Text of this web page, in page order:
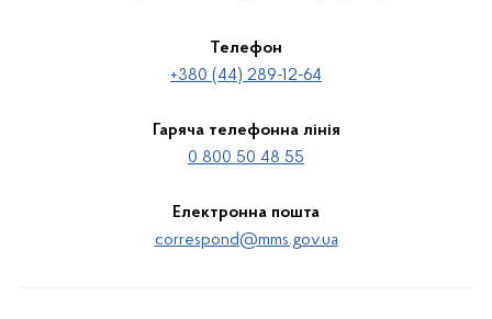
Телефон
+380 (44) 289-12-64
Гаряча телефонна лінія
0 800 50 48 55
Електронна пошта
correspond@mms.gov.ua